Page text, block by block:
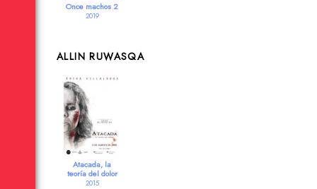
Once machos 2
2019
ALLIN RUWASQA
Atacada, la
teoría del dolor
2015